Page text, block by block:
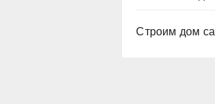
Строим дом